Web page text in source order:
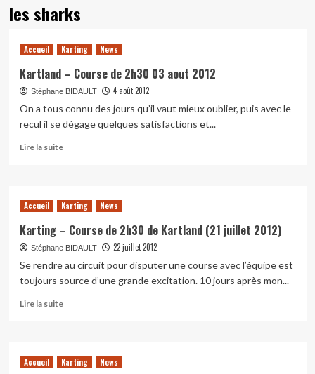
les sharks
Accueil Karting News
Kartland – Course de 2h30 03 aout 2012
Stéphane BIDAULT 4 août 2012
On a tous connu des jours qu’il vaut mieux oublier, puis avec le
recul il se dégage quelques satisfactions et...
Lire la suiteEn
Kartland
–
Course
de
2h30
03
aout
Accueil Karting News
Karting – Course de 2h30 de Kartland (21 juillet 2012)
Stéphane BIDAULT 22 juillet 2012
Se rendre au circuit pour disputer une course avec l’équipe est
toujours source d’une grande excitation. 10 jours après mon...
Lire la suiteEn
Karting
–
Accueil Karting News